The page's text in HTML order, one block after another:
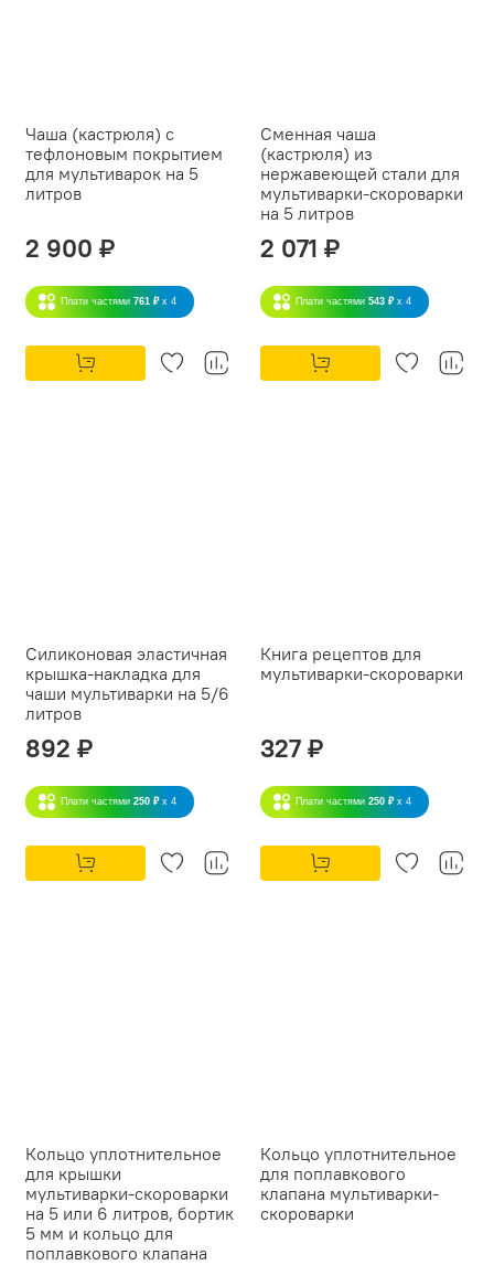
Чаша (кастрюля) с
тефлоновым покрытием
для мультиварок на 5
литров
2 900 ₽
Плати частями 761 ₽ x 4
Сменная чаша
(кастрюля) из
нержавеющей стали для
мультиварки-скороварки
на 5 литров
2 071 ₽
Плати частями 543 ₽ x 4
Силиконовая эластичная
крышка-накладка для
чаши мультиварки на 5/6
литров
892 ₽
Плати частями 250 ₽ x 4
Книга рецептов для
мультиварки-скороварки
327 ₽
Плати частями 250 ₽ x 4
Кольцо уплотнительное
для крышки
мультиварки-скороварки
на 5 или 6 литров, бортик
5 мм и кольцо для
поплавкового клапана
Кольцо уплотнительное
для поплавкового
клапана мультиварки-
скороварки